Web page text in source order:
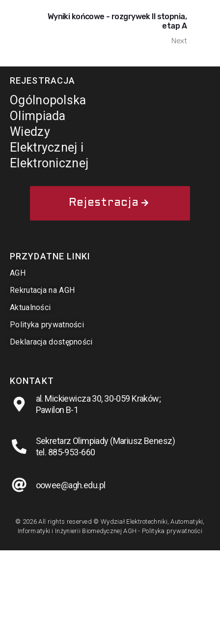
Wyniki końcowe - rozgrywek II stopnia,
etap A
Next
REJESTRACJA
Ogólnopolska
Olimpiada
Wiedzy
Elektrycznej i
Elektronicznej
Rejestracja
PRZYDATNE LINKI
AGH
Rekrutacja na AGH
Aktualności
Polityka prywatności
Deklaracja dostępności
KONTAKT
al. Mickiewicza 30, 30-059 Kraków;
Pawilon B-1
Sekretarz Olimpiady (Mariusz Benesz)
tel. 885-953-660
oowee@agh.edu.pl
© 2026 All rights reserved © Wydział Elektrotechniki, Automatyki,
Informatyki i Inżynierii Biomedycznej AGH - Polityka prywatności